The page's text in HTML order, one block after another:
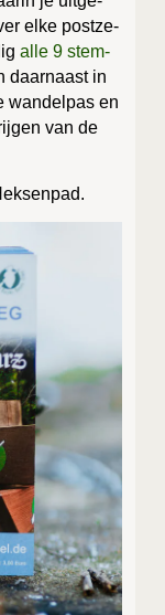
elke post­ze­
alle 9 stem­
daar­naast in
wan­del­pas en
van de
.